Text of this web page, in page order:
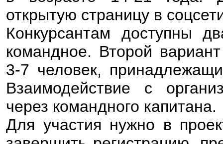
открытую страницу в
Конкурсантам доступны
командное. Второй
3-7 человек,
Взаимодействие с
через командного капитана.
Для участия нужно в